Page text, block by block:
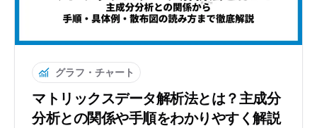
グラフ・チャート
マトリックスデータ解析法とは？主成分
分析との関係や手順をわかりやすく解説